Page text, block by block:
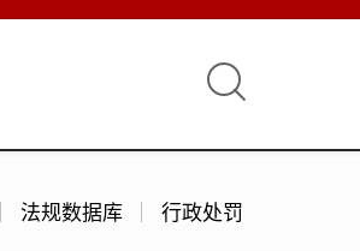
法规数据库 行政处罚